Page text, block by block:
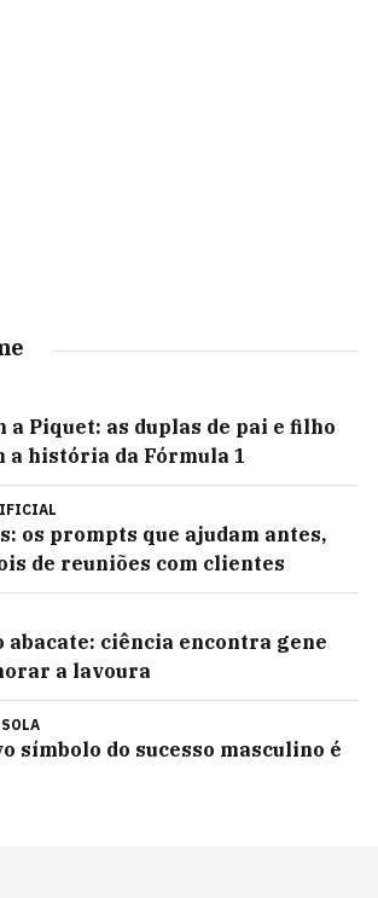
a Piquet: as duplas de pai e filho
a história da Fórmula 1
os prompts que ajudam antes,
de reuniões com clientes
abacate: ciência encontra gene
a lavoura
símbolo do sucesso masculino é